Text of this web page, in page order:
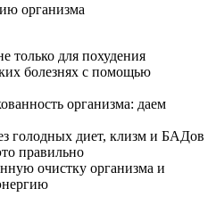
организма
только для похудения
болезнях с помощью
организма: даем
голодных диет, клизм и БАДов
правильно
очистку организма и